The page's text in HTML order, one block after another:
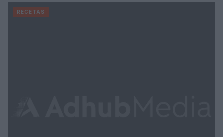
RECETAS